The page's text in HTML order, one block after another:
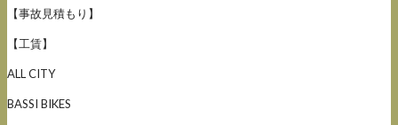
【事故見積もり】
【工賃】
ALL CITY
BASSI BIKES